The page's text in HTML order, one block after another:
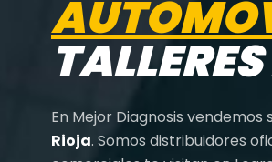
En Mejor Diagnosis
Rioja. Somos distribuidores